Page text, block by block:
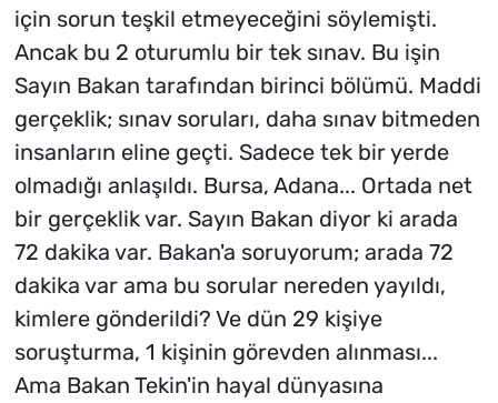
için sorun teşkil etmeyeceğini söylemişti.
Ancak bu 2 oturumlu bir tek sınav. Bu işin
Sayın Bakan tarafından birinci bölümü. Maddi
gerçeklik; sınav soruları, daha sınav bitmeden
insanların eline geçti. Sadece tek bir yerde
olmadığı anlaşıldı. Bursa, Adana... Ortada net
bir gerçeklik var. Sayın Bakan diyor ki arada
72 dakika var. Bakan'a soruyorum; arada 72
dakika var ama bu sorular nereden yayıldı,
kimlere gönderildi? Ve dün 29 kişiye
soruşturma, 1 kişinin görevden alınması...
Ama Bakan Tekin'in hayal dünyasına